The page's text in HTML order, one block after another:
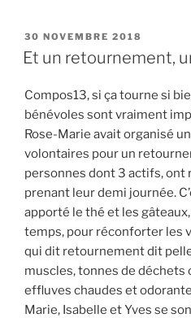
PUBLIÉ
LE
30 NOVEMBRE 2018
Et un retournement,
Compos13, si ça tourne si
bénévoles sont vraiment
Rose-Marie avait organisé
volontaires pour un
personnes dont 3 actifs, ont
prenant leur demi journée.
apporté le thé et les
temps, pour réconforter les
qui dit retournement dit
muscles, tonnes de déchets
effluves chaudes et
Marie, Isabelle et Yves se